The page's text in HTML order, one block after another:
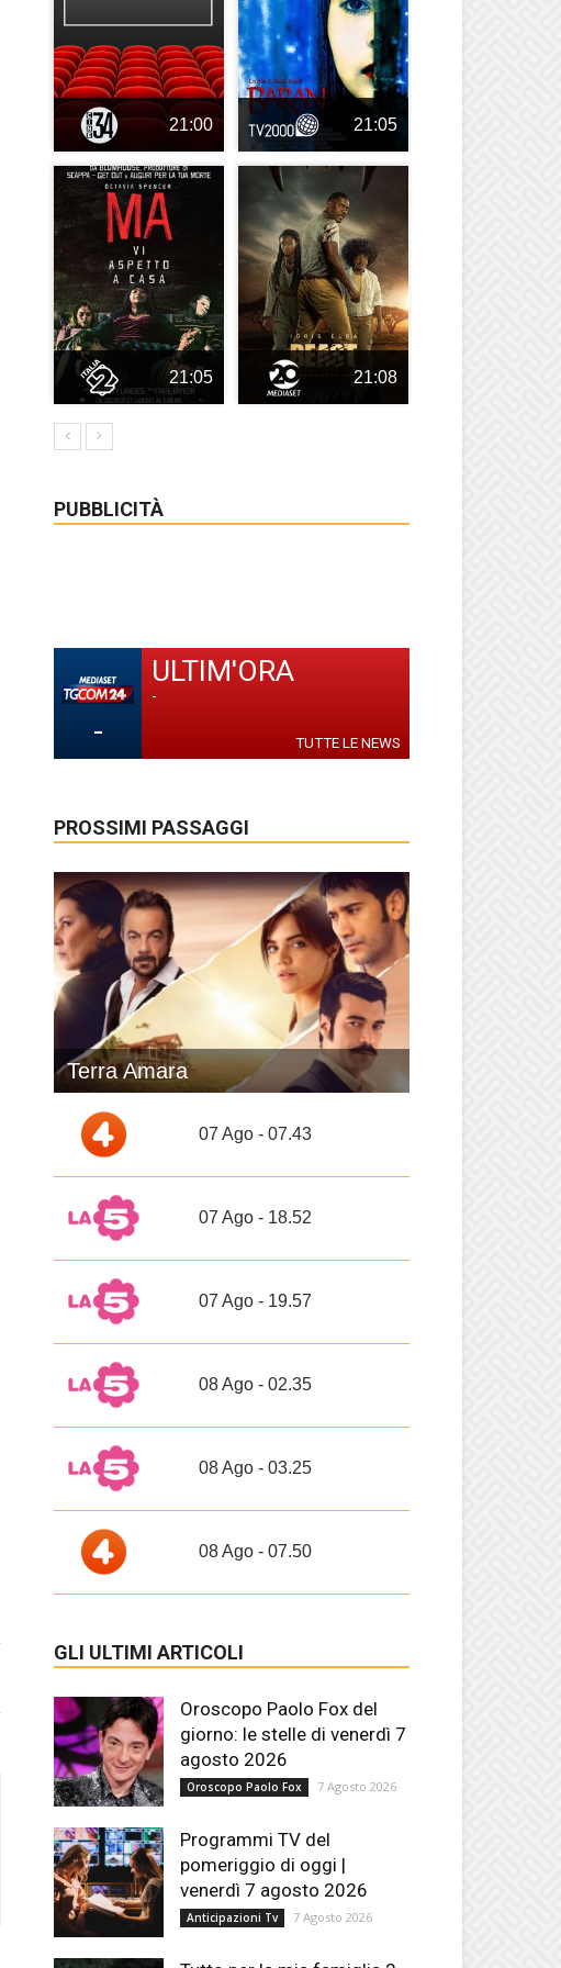
21:00 21:05
21:05 21:08
PUBBLICITÀ
-
ULTIM'ORA
-
TUTTE LE NEWS
PROSSIMI PASSAGGI
Terra Amara
07 Ago - 07.43
07 Ago - 18.52
07 Ago - 19.57
08 Ago - 02.35
08 Ago - 03.25
08 Ago - 07.50
GLI ULTIMI ARTICOLI
Oroscopo Paolo Fox del
giorno: le stelle di venerdì 7
agosto 2026
Oroscopo Paolo Fox 7 Agosto 2026
Programmi TV del
pomeriggio di oggi |
venerdì 7 agosto 2026
Anticipazioni Tv 7 Agosto 2026